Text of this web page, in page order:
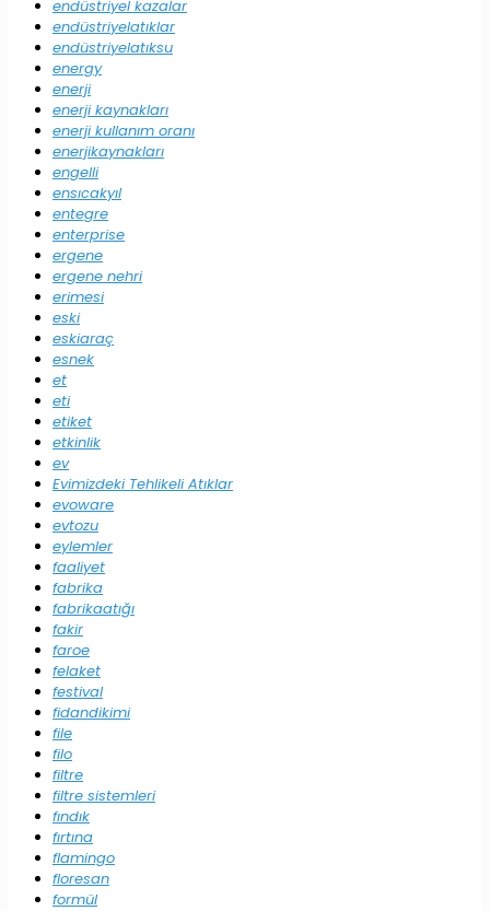
endüstriyel kazalar
endüstriyelatıklar
endüstriyelatıksu
energy
enerji
enerji kaynakları
enerji kullanım oranı
enerjikaynakları
engelli
ensıcakyıl
entegre
enterprise
ergene
ergene nehri
erimesi
eski
eskiaraç
esnek
et
eti
etiket
etkinlik
ev
Evimizdeki Tehlikeli Atıklar
evoware
evtozu
eylemler
faaliyet
fabrika
fabrikaatığı
fakir
faroe
felaket
festival
fidandikimi
file
filo
filtre
filtre sistemleri
fındık
fırtına
flamingo
floresan
formül